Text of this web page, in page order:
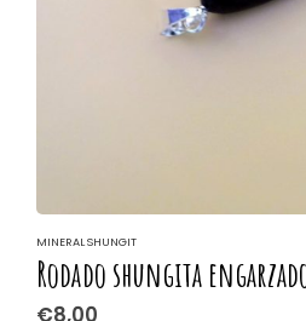
MINERAL SHUNGIT
Rodado shungita
€8,00